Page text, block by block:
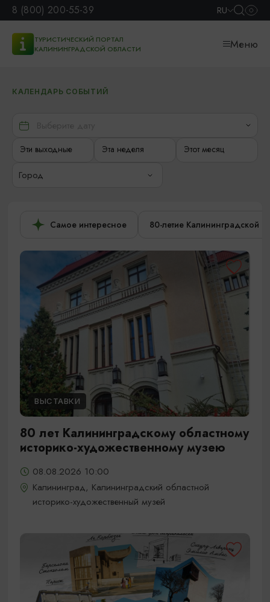
8 (800) 200-55-39 RU
ТУРИСТИЧЕСКИЙ ПОРТАЛ
КАЛИНИНГРАДСКОЙ ОБЛАСТИ
Меню
КАЛЕНДАРЬ СОБЫТИЙ
Эти выходные Эта неделя Этот месяц
Город
Самое интересное 80-летие Калининградской
ВЫСТАВКИ
80 лет Калининградскому областному
историко-художественному музею
08.08.2026 10:00
Калининград, Калининградский областной
историко-художественный музей